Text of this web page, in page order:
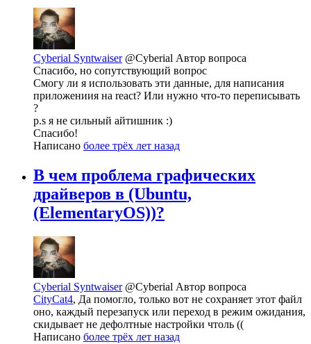
Cyberial Syntwaiser @Cyberial Автор вопроса
Спасибо, но сопутствующий вопрос
Смогу ли я использовать эти данные, для написания
приложениия на react? Или нужно что-то переписывать
?
p.s я не сильный айтишник :)
Спасибо!
Написано более трёх лет назад
В чем проблема графических
драйверов в (Ubuntu,
(ElementaryOS))?
Cyberial Syntwaiser @Cyberial Автор вопроса
CityCat4, Да помогло, только вот не сохраняет этот файл
оно, каждый перезапуск или переход в режим ожидания,
скидывает не дефолтные настройки чтоль ((
Написано более трёх лет назад